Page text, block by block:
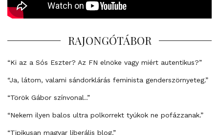
RAJONGÓTÁBOR
“Ki az a Sós Eszter? Az FN elnöke vagy miért autentikus?”
“Ja, látom, valami sándorklárás feminista genderszörnyeteg.”
“Török Gábor színvonal..”
“Nekem ilyen balos ultra polkorrekt tyúkok ne pofázzanak.”
“Tipikusan magyar liberális blog.”